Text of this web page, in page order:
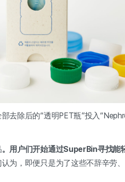
去除后的“透明PET瓶”投入
。用户们开始通过SuperBin寻找能
为，即便只是为了这些不辞辛劳